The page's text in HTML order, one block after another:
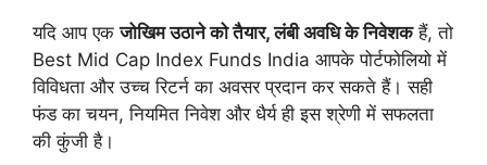
यदि आप एकजोखिम उठाने को तैयार, लंबी अवधि के निवेशकहैं, तो
Best Mid Cap Index Funds India आपके पोर्टफोलियो में
विविधता और उच्च रिटर्न का अवसर प्रदान कर सकते हैं। सही
फंड का चयन, नियमित निवेश और धैर्य ही इस श्रेणी में सफलता
की कुंजी है।